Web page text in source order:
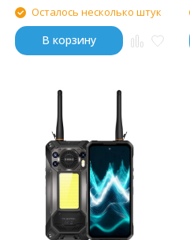
Осталось несколько штук
В корзину